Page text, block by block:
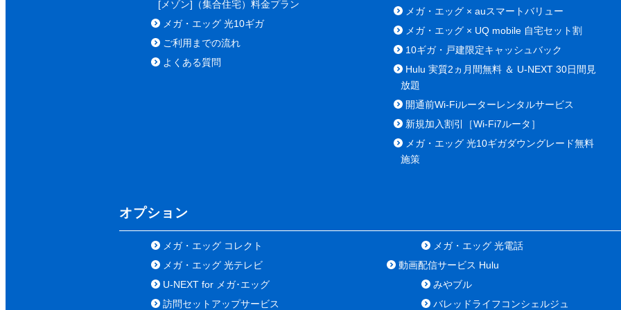
[メゾン]（集合住宅）料金プラン
メガ・エッグ 光10ギガ
ご利用までの流れ
よくある質問
メガ・エッグ × auスマートバリュー
メガ・エッグ × UQ mobile 自宅セット割
10ギガ・戸建限定キャッシュバック
Hulu 実質2ヵ月間無料 ＆ U-NEXT 30日間見
放題
開通前Wi-Fiルーターレンタルサービス
新規加入割引［Wi-Fi7ルータ］
メガ・エッグ 光10ギガダウングレード無料
施策
オプション
メガ・エッグ コレクト
メガ・エッグ 光電話
メガ・エッグ 光テレビ
動画配信サービス Hulu
U-NEXT for メガ･エッグ
みやブル
訪問セットアップサービス
バレッドライフコンシェルジュ